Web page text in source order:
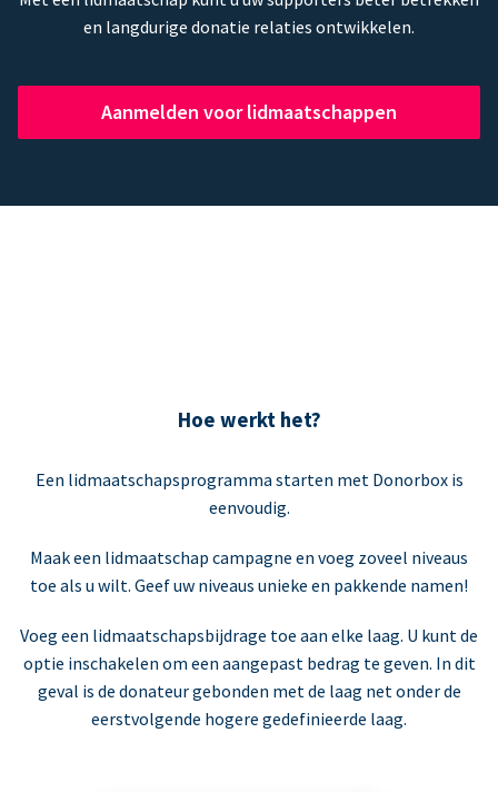
en langdurige donatie relaties ontwikkelen.
Aanmelden voor lidmaatschappen
Hoe werkt het?
Een lidmaatschapsprogramma starten met Donorbox is
eenvoudig.
Maak een lidmaatschap campagne en voeg zoveel niveaus
toe als u wilt. Geef uw niveaus unieke en pakkende namen!
Voeg een lidmaatschapsbijdrage toe aan elke laag. U kunt de
optie inschakelen om een aangepast bedrag te geven. In dit
geval is de donateur gebonden met de laag net onder de
eerstvolgende hogere gedefinieerde laag.